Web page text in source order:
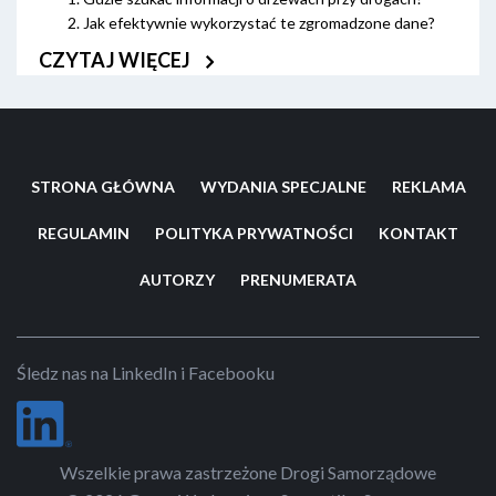
Jak efektywnie wykorzystać te zgromadzone dane?
zarządzania drzewami w pasie drogowym? Z pomocą w tym
zakresie może przyjść cyfrowy bliźniak ulicy. Czym jest i jak
powstaje to innowacyjne narzędzie dla samorządów?
CZYTAJ WIĘCEJ
STRONA GŁÓWNA WYDANIA SPECJALNE REKLAMA
REGULAMIN POLITYKA PRYWATNOŚCI KONTAKT
AUTORZY PRENUMERATA
Śledz nas na LinkedIn i Facebooku
Wszelkie prawa zastrzeżone Drogi Samorządowe